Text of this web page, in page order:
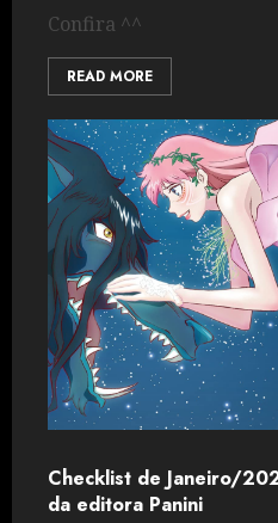
Confira ^^
READ MORE
Checklist de Janeiro/
da editora Panini